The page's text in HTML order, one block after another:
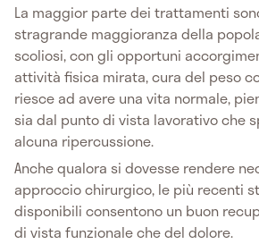
La maggior parte dei trattamenti
stragrande maggioranza della
scoliosi, con gli opportuni
attività fisica mirata, cura del peso
riesce ad avere una vita normale,
sia dal punto di vista lavorativo che
alcuna ripercussione.
Anche qualora si dovesse rendere
approccio chirurgico, le più recenti
disponibili consentono un buon
di vista funzionale che del dolore.